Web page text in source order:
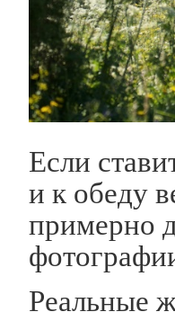
Если
и к обеду
примерно
Реальные